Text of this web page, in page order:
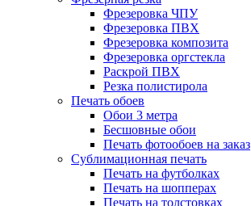
Фрезеровка ЧПУ
Фрезеровка ПВХ
Фрезеровка композита
Фрезеровка оргстекла
Раскрой ПВХ
Резка полистирола
Печать обоев
Обои 3 метра
Бесшовные обои
Печать фотообоев на заказ
Сублимационная печать
Печать на футболках
Печать на шопперах
Печать на толстовках